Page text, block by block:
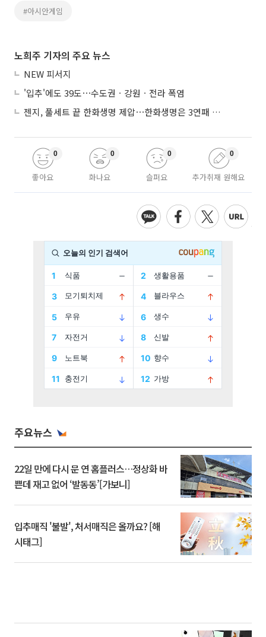
#아시안게임
노희주 기자의 주요 뉴스
NEW 피서지
'입추'에도 39도⋯수도권ㆍ강원ㆍ전라 폭염
젠지, 풀세트 끝 한화생명 제압⋯한화생명은 3연패 수렁
좋아요
0
화나요
0
슬퍼요
0
추가취재 원해요
0
주요뉴스
22일 만에 다시 문 연 홈플러스…정상화 바
쁜데 재고 없어 ‘발동동’[가보니]
입추매직 '불발', 처서매직은 올까요? [해
시태그]